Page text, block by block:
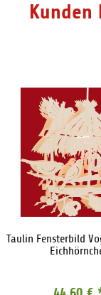
Taulin Fensterbild